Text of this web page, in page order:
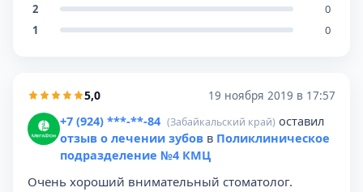
2
0
1
0
5,0 19 ноября 2019 в 17:57
+7 (924) ***-**-84 (Забайкальский край) оставил
отзыв о лечении зубов в Поликлиническое
подразделение №4 КМЦ
Очень хороший внимательный стоматолог.